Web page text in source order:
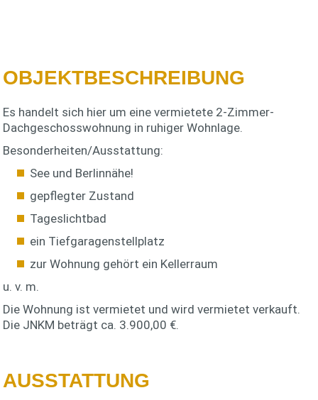
OBJEKTBESCHREIBUNG
Es handelt sich hier um eine vermietete 2-Zimmer-
Dachgeschosswohnung in ruhiger Wohnlage.
Besonderheiten/Ausstattung:
See und Berlinnähe!
gepflegter Zustand
Tageslichtbad
ein Tiefgaragenstellplatz
zur Wohnung gehört ein Kellerraum
u. v. m.
Die Wohnung ist vermietet und wird vermietet verkauft.
Die JNKM beträgt ca. 3.900,00 €.
AUSSTATTUNG